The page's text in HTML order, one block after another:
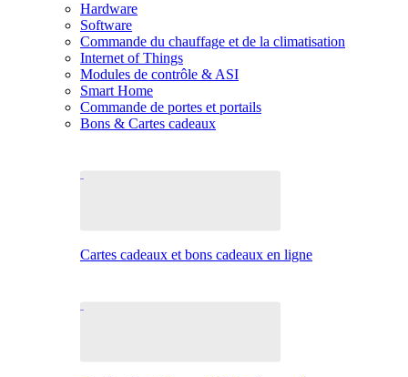
Hardware
Software
Commande du chauffage et de la climatisation
Internet of Things
Modules de contrôle & ASI
Smart Home
Commande de portes et portails
Bons & Cartes cadeaux
Cartes cadeaux et bons cadeaux en ligne